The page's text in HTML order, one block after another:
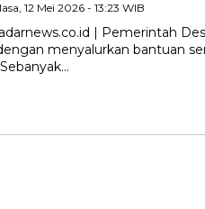
12 Mei 2026 - 13:23 WIB
| Pemerintah
menyalurkan bantuan